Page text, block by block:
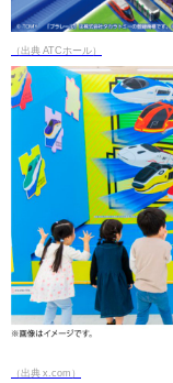
（出典 ATCホール）
（出典 x.com）